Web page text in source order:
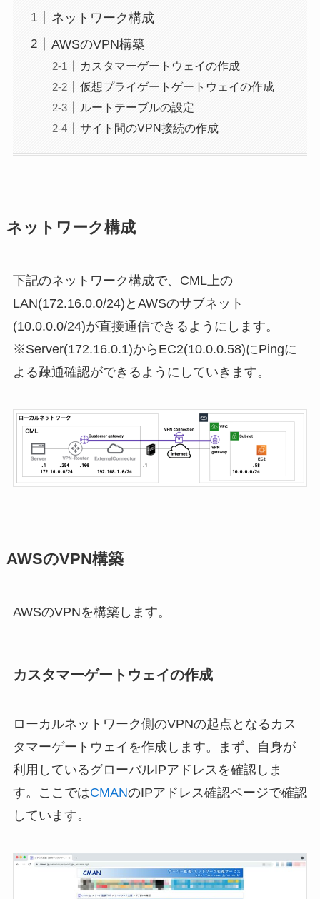
ネットワーク構成
AWSのVPN構築
カスタマーゲートウェイの作成
仮想プライゲートゲートウェイの作成
ルートテーブルの設定
サイト間のVPN接続の作成
ネットワーク構成
下記のネットワーク構成で、CML上の
LAN(172.16.0.0/24)とAWSのサブネット
(10.0.0.0/24)が直接通信できるようにします。
※Server(172.16.0.1)からEC2(10.0.0.58)にPingに
よる疎通確認ができるようにしていきます。
AWSのVPN構築
AWSのVPNを構築します。
カスタマーゲートウェイの作成
ローカルネットワーク側のVPNの起点となるカス
タマーゲートウェイを作成します。まず、自身が
利用しているグローバルIPアドレスを確認しま
す。ここではCMANのIPアドレス確認ページで確認
しています。